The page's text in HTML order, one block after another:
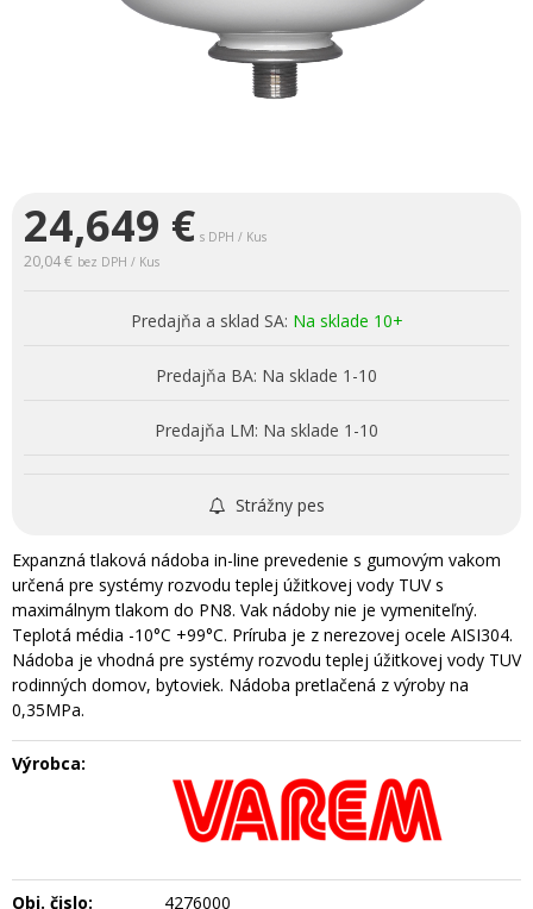
24,649 € s DPH / Kus
20,04 € bez DPH / Kus
Predajňa a sklad SA: Na sklade 10+
Predajňa BA: Na sklade 1-10
Predajňa LM: Na sklade 1-10
Strážny pes
Expanzná tlaková nádoba in-line prevedenie s gumovým vakom
určená pre systémy rozvodu teplej úžitkovej vody TUV s
maximálnym tlakom do PN8. Vak nádoby nie je vymeniteľný.
Teplotá média -10°C +99°C. Príruba je z nerezovej ocele AISI304.
Nádoba je vhodná pre systémy rozvodu teplej úžitkovej vody TUV
rodinných domov, bytoviek. Nádoba pretlačená z výroby na
0,35MPa.
Výrobca:
Obj. čislo: 4276000